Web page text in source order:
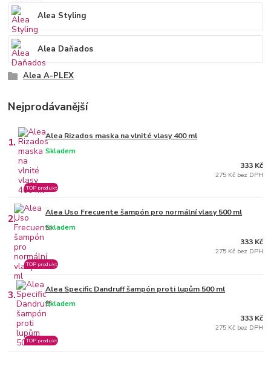
Alea Styling
Alea Daňados
Alea A-PLEX
Nejprodávanější
1. Alea Rizados maska na vlnité vlasy 400 ml
Skladem
TOP produkt
333 Kč
275 Kč bez DPH
2. Alea Uso Frecuente šampón pro normální vlasy 500 ml
Skladem
TOP produkt
333 Kč
275 Kč bez DPH
3. Alea Specific Dandruff šampón proti lupům 500 ml
Skladem
TOP produkt
333 Kč
275 Kč bez DPH